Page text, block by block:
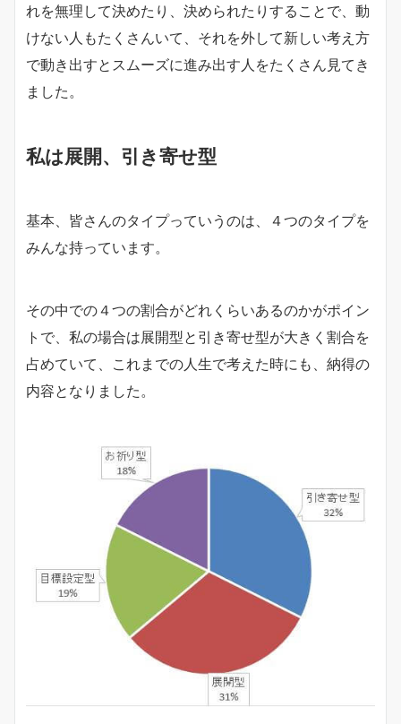
れを無理して決めたり、決められたりすることで、動
けない人もたくさんいて、それを外して新しい考え方
で動き出すとスムーズに進み出す人をたくさん見てき
ました。
私は展開、引き寄せ型
基本、皆さんのタイプっていうのは、４つのタイプを
みんな持っています。
その中での４つの割合がどれくらいあるのかがポイン
トで、私の場合は展開型と引き寄せ型が大きく割合を
占めていて、これまでの人生で考えた時にも、納得の
内容となりました。